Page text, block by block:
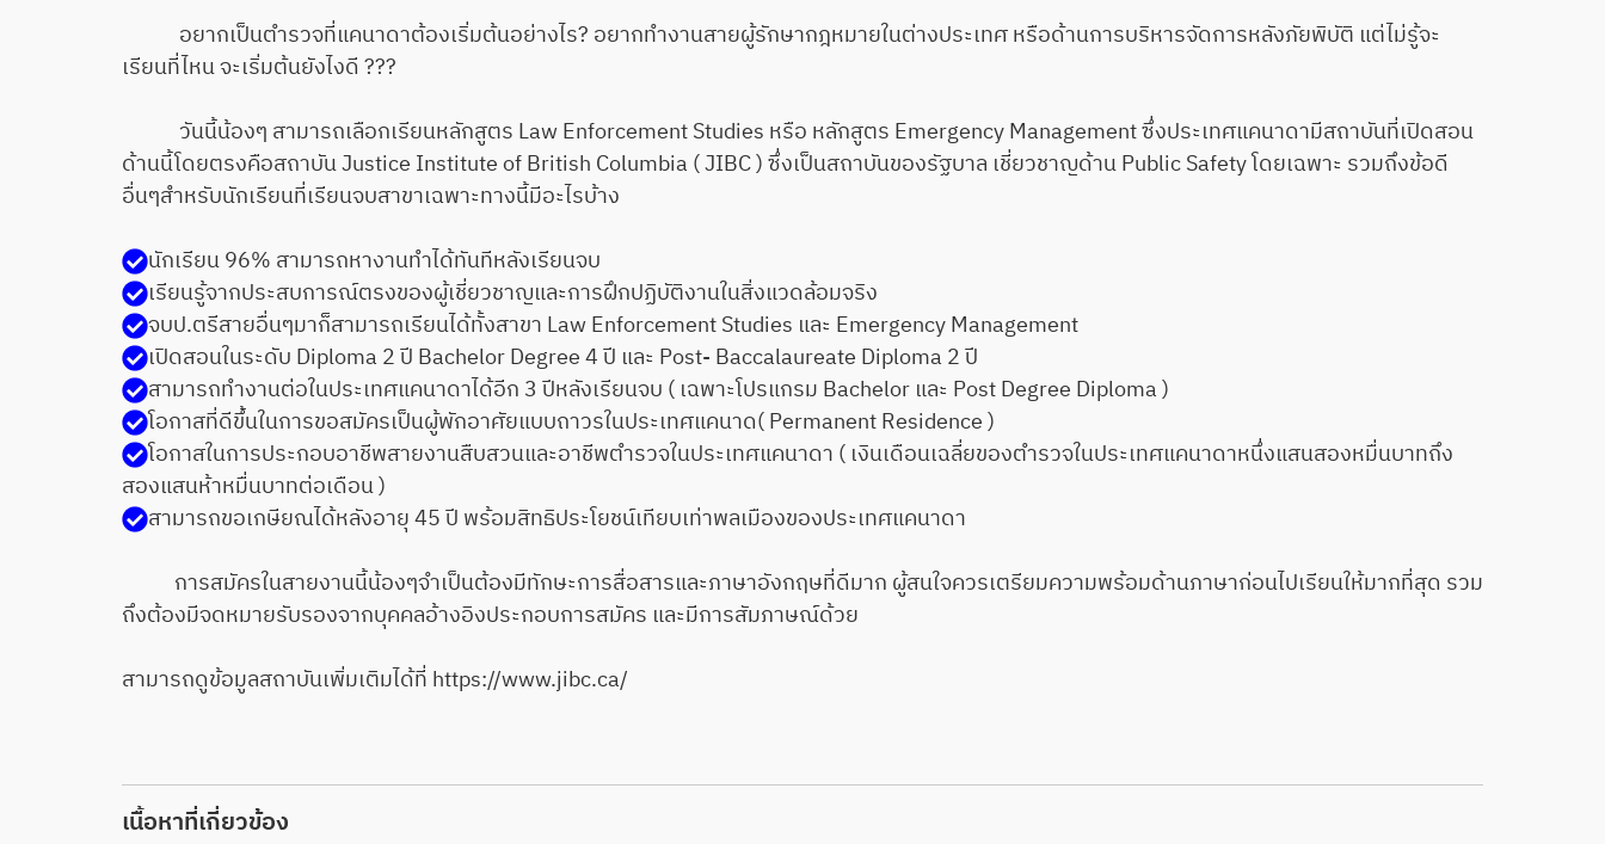
อยากเป็นตำรวจที่แคนาดาต้องเริ่มต้นอย่างไร? อยากทำงานสายผู้รักษากฎหมายในต่างประเทศ หรือด้านการบริหารจัดการหลังภัยพิบัติ แต่ไม่รู้จะ
เรียนที่ไหน จะเริ่มต้นยังไงดี ???
วันนี้น้องๆ สามารถเลือกเรียนหลักสูตร Law Enforcement Studies หรือ หลักสูตร Emergency Management ซึ่งประเทศแคนาดามีสถาบันที่เปิดสอน
ด้านนี้โดยตรงคือสถาบัน Justice Institute of British Columbia ( JIBC ) ซึ่งเป็นสถาบันของรัฐบาล เชี่ยวชาญด้าน Public Safety โดยเฉพาะ รวมถึงข้อดี
อื่นๆสำหรับนักเรียนที่เรียนจบสาขาเฉพาะทางนี้มีอะไรบ้าง
นักเรียน 96% สามารถหางานทำได้ทันทีหลังเรียนจบ
เรียนรู้จากประสบการณ์ตรงของผู้เชี่ยวชาญและการฝึกปฏิบัติงานในสิ่งแวดล้อมจริง
จบป.ตรีสายอื่นๆมาก็สามารถเรียนได้ทั้งสาขา Law Enforcement Studies และ Emergency Management
เปิดสอนในระดับ Diploma 2 ปี Bachelor Degree 4 ปี และ Post- Baccalaureate Diploma 2 ปี
สามารถทำงานต่อในประเทศแคนาดาได้อีก 3 ปีหลังเรียนจบ ( เฉพาะโปรแกรม Bachelor และ Post Degree Diploma )
โอกาสที่ดีขึ้นในการขอสมัครเป็นผู้พักอาศัยแบบถาวรในประเทศแคนาด( Permanent Residence )
โอกาสในการประกอบอาชีพสายงานสืบสวนและอาชีพตำรวจในประเทศแคนาดา ( เงินเดือนเฉลี่ยของตำรวจในประเทศแคนาดาหนึ่งแสนสองหมื่นบาทถึง
สองแสนห้าหมื่นบาทต่อเดือน )
สามารถขอเกษียณได้หลังอายุ 45 ปี พร้อมสิทธิประโยชน์เทียบเท่าพลเมืองของประเทศแคนาดา
การสมัครในสายงานนี้น้องๆจำเป็นต้องมีทักษะการสื่อสารและภาษาอังกฤษที่ดีมาก ผู้สนใจควรเตรียมความพร้อมด้านภาษาก่อนไปเรียนให้มากที่สุด รวม
ถึงต้องมีจดหมายรับรองจากบุคคลอ้างอิงประกอบการสมัคร และมีการสัมภาษณ์ด้วย
สามารถดูข้อมูลสถาบันเพิ่มเติมได้ที่ https://www.jibc.ca/
เนื้อหาที่เกี่ยวข้อง